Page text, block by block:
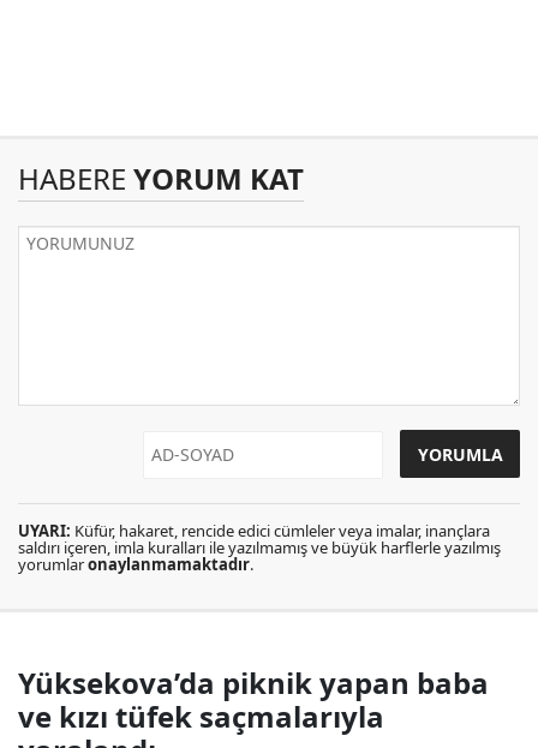
HABERE YORUM KAT
UYARI: Küfür, hakaret, rencide edici cümleler veya imalar, inançlara
saldırı içeren, imla kuralları ile yazılmamış ve büyük harflerle yazılmış
yorumlaronaylanmamaktadır.
Yüksekova’da piknik yapan baba
ve kızı tüfek saçmalarıyla